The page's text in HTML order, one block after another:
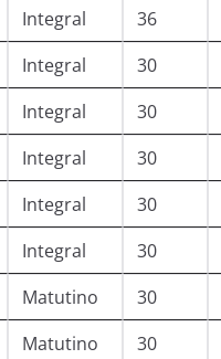
Integral 36
Integral 30
Integral 30
Integral 30
Integral 30
Integral 30
Matutino 30
Matutino 30